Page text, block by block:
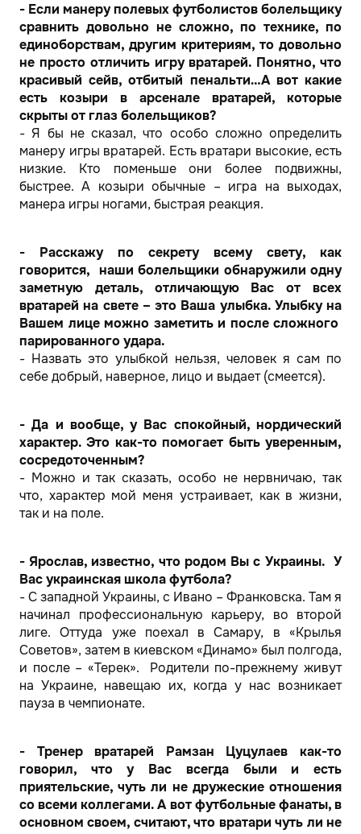
- Если манеру полевых футболистов болельщику
сравнить довольно не сложно, по технике, по
единоборствам, другим критериям, то довольно
не просто отличить игру вратарей. Понятно, что
красивый сейв, отбитый пенальти…А вот какие
есть козыри в арсенале вратарей, которые
скрыты от глаз болельщиков?
- Я бы не сказал, что особо сложно определить
манеру игры вратарей. Есть вратари высокие, есть
низкие. Кто поменьше они более подвижны,
быстрее. А козыри обычные – игра на выходах,
манера игры ногами, быстрая реакция.
- Расскажу по секрету всему свету, как
говорится, наши болельщики обнаружили одну
заметную деталь, отличающую Вас от всех
вратарей на свете – это Ваша улыбка. Улыбку на
Вашем лице можно заметить и после сложного
парированного удара.
- Назвать это улыбкой нельзя, человек я сам по
себе добрый, наверное, лицо и выдает (смеется).
- Да и вообще, у Вас спокойный, нордический
характер. Это как-то помогает быть уверенным,
сосредоточенным?
- Можно и так сказать, особо не нервничаю, так
что, характер мой меня устраивает, как в жизни,
так и на поле.
- Ярослав, известно, что родом Вы с Украины. У
Вас украинская школа футбола?
- С западной Украины, с Ивано – Франковска. Там я
начинал профессиональную карьеру, во второй
лиге. Оттуда уже поехал в Самару, в «Крылья
Советов», затем в киевском «Динамо» был полгода,
и после – «Терек». Родители по-прежнему живут
на Украине, навещаю их, когда у нас возникает
пауза в чемпионате.
- Тренер вратарей Рамзан Цуцулаев как-то
говорил, что у Вас всегда были и есть
приятельские, чуть ли не дружеские отношения
со всеми коллегами. А вот футбольные фанаты, в
основном своем, считают, что вратари чуть ли не